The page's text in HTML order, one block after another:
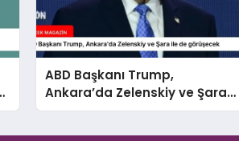
ABD Başkanı Trump,
Ankara’da Zelenskiy ve Şara
ile de görüşecek